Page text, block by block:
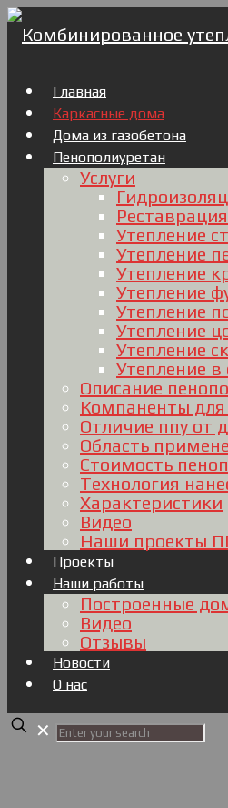
Главная
Каркасные дома
Дома из газобетона
Пенополиуретан
Услуги
Реставрация
Утепление
Утепление
Утепление
Утепление
Утепление
Утепление
Утепление
Утепление
Описание
Компаненты для
Отличие ппу от
Область
Стоимость
Технология
Характеристики
Видео
Наши проекты
Проекты
Наши работы
Построенные
Видео
Отзывы
Новости
О нас
✕